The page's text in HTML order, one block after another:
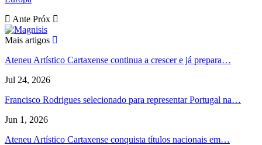
Ante Próx
Mais artigos
Ateneu Artístico Cartaxense continua a crescer e já prepara…
Jul 24, 2026
Francisco Rodrigues selecionado para representar Portugal na…
Jun 1, 2026
Ateneu Artístico Cartaxense conquista títulos nacionais em…